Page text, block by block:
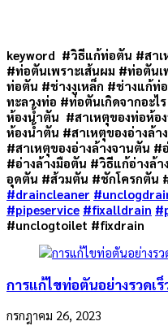
keyword #วิธีแก้ท่อตัน #สา
#ท่อตันเพราะเส้นผม #ท่อตัน
ท่อตัน #ช่างงูเหล็ก #ช่างแก้ท่
ทะลวงท่อ #ท่อตันเกิดจากอะไ
ห้องน้ำตัน #สาเหตุของท่อห้อ
ห้องน้ำตัน #สาเหตุของอ่างล้
#สาเหตุของอ่างล้างจานตัน #
#อ่างล้างมือตัน #วิธีแก้อ่างล้
อุดตัน #ส้วมตัน #ชักโครกตัน
#draincleaner
#pipeservice #fixalldrain
#unclogtoilet #fixdrain
การแก้ไขท่อตันอย่างรวด
กรกฎาคม 26, 2023